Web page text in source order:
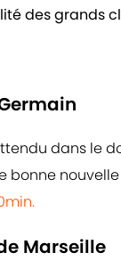
des grands
dans le
bonne
Marseille